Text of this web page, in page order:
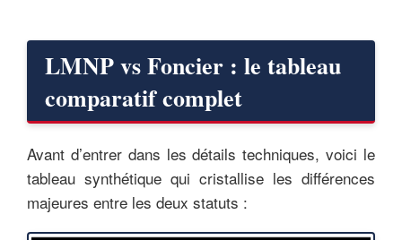
LMNP vs Foncier : le tableau
comparatif complet
Avant d’entrer dans les détails techniques, voici le
tableau synthétique qui cristallise les différences
majeures entre les deux statuts :